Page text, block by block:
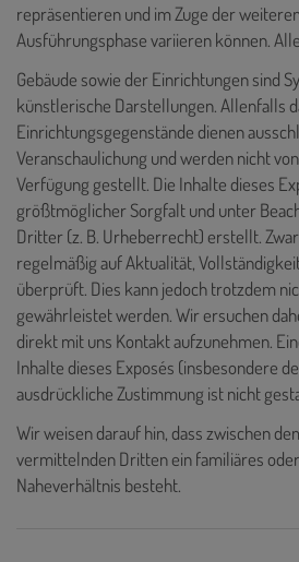
repräsentieren und im Zuge der
Ausführungsphase variieren können.
Gebäude sowie der Einrichtungen sind
künstlerische Darstellungen. Allenfalls
Einrichtungsgegenstände dienen
Veranschaulichung und werden nicht
Verfügung gestellt. Die Inhalte dieses
größtmöglicher Sorgfalt und unter
Dritter (z. B. Urheberrecht) erstellt.
regelmäßig auf Aktualität,
überprüft. Dies kann jedoch trotzdem
gewährleistet werden. Wir ersuchen
direkt mit uns Kontakt aufzunehmen.
Inhalte dieses Exposés (insbesondere
ausdrückliche Zustimmung ist nicht
Wir weisen darauf hin, dass zwischen
vermittelnden Dritten ein familiäres
Naheverhältnis besteht.